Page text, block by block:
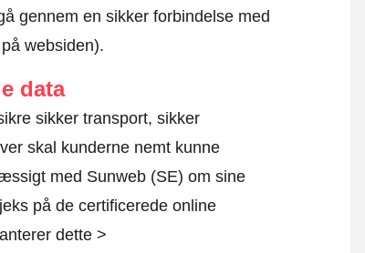
gennem en sikker forbindelse med
websiden).
data
sikker transport, sikker
skal kunderne nemt kunne
med Sunweb (SE) om sine
på de certificerede online
dette >